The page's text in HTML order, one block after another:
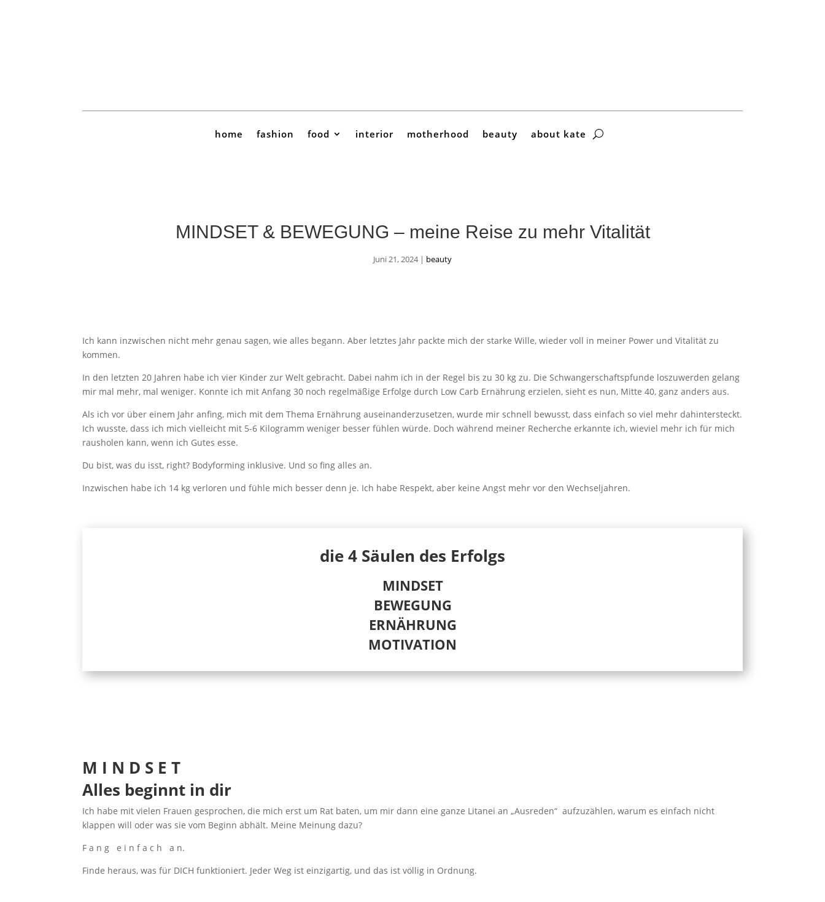
home fashion food interior motherhood beauty about kate
MINDSET & BEWEGUNG – meine Reise zu mehr Vitalität
Juni 21, 2024| beauty
Ich kann inzwischen nicht mehr genau sagen, wie alles begann. Aber letztes Jahr packte mich der starke Wille, wieder voll in meiner Power und Vitalität zu
kommen.
In den letzten 20 Jahren habe ich vier Kinder zur Welt gebracht. Dabei nahm ich in der Regel bis zu 30 kg zu. Die Schwangerschaftspfunde loszuwerden gelang
mir mal mehr, mal weniger. Konnte ich mit Anfang 30 noch regelmäßige Erfolge durch Low Carb Ernährung erzielen, sieht es nun, Mitte 40, ganz anders aus.
Als ich vor über einem Jahr anfing, mich mit dem Thema Ernährung auseinanderzusetzen, wurde mir schnell bewusst, dass einfach so viel mehr dahintersteckt.
Ich wusste, dass ich mich vielleicht mit 5-6 Kilogramm weniger besser fühlen würde. Doch während meiner Recherche erkannte ich, wieviel mehr ich für mich
rausholen kann, wenn ich Gutes esse.
Du bist, was du isst, right? Bodyforming inklusive. Und so fing alles an.
Inzwischen habe ich 14 kg verloren und fühle mich besser denn je. Ich habe Respekt, aber keine Angst mehr vor den Wechseljahren.
die 4 Säulen des Erfolgs
MINDSET
BEWEGUNG
ERNÄHRUNG
MOTIVATION
M I N D S E T
Alles beginnt in dir
Ich habe mit vielen Frauen gesprochen, die mich erst um Rat baten, um mir dann eine ganze Litanei an „Ausreden“ aufzuzählen, warum es einfach nicht
klappen will oder was sie vom Beginn abhält. Meine Meinung dazu?
F a n g e i n f a c h a n.
Finde heraus, was für DICH funktioniert. Jeder Weg ist einzigartig, und das ist völlig in Ordnung.